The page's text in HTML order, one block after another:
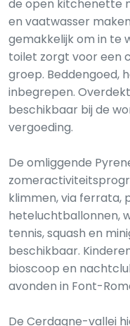
de open kitchenette
en vaatwasser
gemakkelijk om in te
toilet zorgt voor een
groep. Beddengoed,
inbegrepen.
beschikbaar bij de
vergoeding.
De omliggende
klimmen, via ferrata,
heteluchtballonnen,
tennis, squash en
beschikbaar.
bioscoop en
avonden in Font-
De Cerdagne-vallei